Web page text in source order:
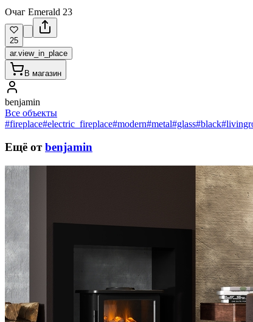
Очаг Emerald 23
25
ar.view_in_place
В магазин
benjamin
Все объекты
#fireplace#electric_fireplace#modern#metal#glass#black
Ещё от benjamin